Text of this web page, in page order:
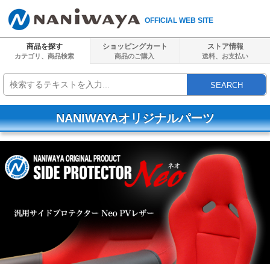
OFFICIAL WEB SITE
商品を探す
カテゴリ、商品検索
ショッピングカート
商品のご購入
ストア情報
送料、 お支払い
SEARCH
NANIWAYAオリジナルパーツ